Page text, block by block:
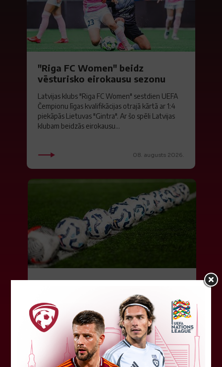
"Riga FC Women" beidz
vēsturisko eirokausu sezonu
Latvijas klubs "Riga FC Women" sestdien UEFA
Čempionu līgas kvalifikācijas otrajā kārtā ar 1:4
piekāpās Lietuvas "Gintra". Ar šo spēli Latvijas
klubam beidzās eirokausu...
08. augusts 2026.
LFF Disciplinārlietu komitejas sēdes protokols
Nr. DK 26/-38 Rīgā, 2026. gada 6. augustā.
Piedalās:Komitejas locekļi: Jevgenija
Tverjanoviča-Bore, Raivis Grīnbergs...